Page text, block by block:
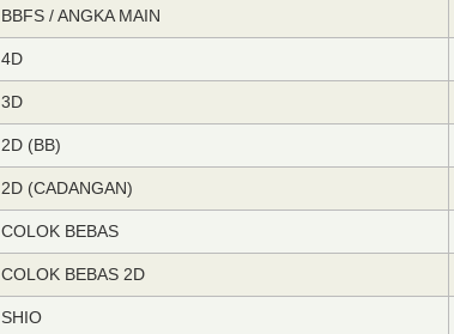
BBFS / ANGKA MAIN
4D
3D
2D (BB)
2D (CADANGAN)
COLOK BEBAS
COLOK BEBAS 2D
SHIO